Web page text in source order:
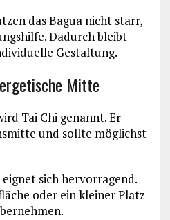
das Bagua nicht starr,
Dadurch bleibt
Gestaltung.
Mitte
Tai Chi genannt. Er
und sollte möglichst
sich hervorragend.
oder ein kleiner Platz